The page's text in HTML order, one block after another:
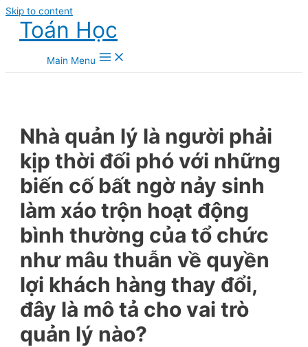
Skip to content
Toán Học
Main Menu
Nhà quản lý là người phải
kịp thời đối phó với những
biến cố bất ngờ nảy sinh
làm xáo trộn hoạt động
bình thường của tổ chức
như mâu thuẫn về quyền
lợi khách hàng thay đổi,
đây là mô tả cho vai trò
quản lý nào?